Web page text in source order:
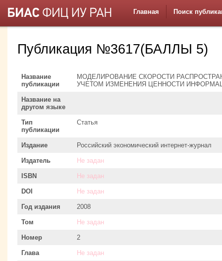
Главная Поиск
Публикация №3617(БАЛЛЫ 5)
Название
публикации
МОДЕЛИРОВАНИЕ СКОРОСТИ
УЧЕТОМ ИЗМЕНЕНИЯ ЦЕННОСТИ
Название на
другом языке
Тип
публикации
Статья
Издание Российский экономический интернет-журнал
Издатель Не задан
ISBN Не задан
DOI Не задан
Год издания 2008
Том Не задан
Номер 2
Глава Не задан